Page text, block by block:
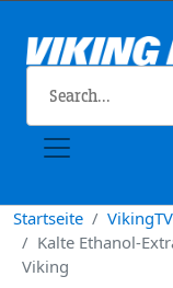
Startseite
VikingTV
Kalte Ethanol-
Viking